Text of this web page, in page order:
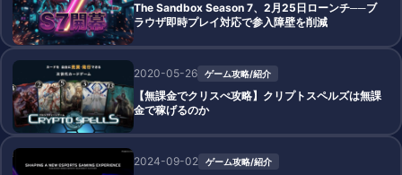
The Sandbox Season 7、2月25日ローンチ──ブ
ラウザ即時プレイ対応で参入障壁を削減
2020-05-26 ゲーム攻略/紹介
【無課金でクリスぺ攻略】クリプトスペルズは無課
金で稼げるのか
2024-09-02 ゲーム攻略/紹介